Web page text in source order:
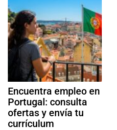
Encuentra empleo en
Portugal: consulta
ofertas y envía tu
currículum